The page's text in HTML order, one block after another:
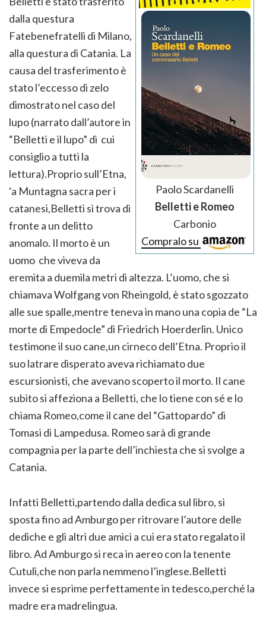
Paolo Scardanelli
Belletti e Romeo
Carbonio
Compralo su
dalla questura
Fatebenefratelli di Milano,
alla questura di Catania. La
causa del trasferimento è
stato l’eccesso di zelo
dimostrato nel caso del
lupo (narrato dall’autore in
“Belletti e il lupo” di cui
consiglio a tutti la
lettura).Proprio sull’Etna,
‘a Muntagna sacra per i
catanesi,Belletti si trova di
fronte a un delitto
anomalo. Il morto è un
uomo che viveva da
eremita a duemila metri di altezza. L’uomo, che si
chiamava Wolfgang von Rheingold, è stato sgozzato
alle sue spalle,mentre teneva in mano una copia de “La
morte di Empedocle” di Friedrich Hoerderlin. Unico
testimone il suo cane,un cirneco dell’Etna. Proprio il
suo latrare disperato aveva richiamato due
escursionisti, che avevano scoperto il morto. Il cane
subito si affeziona a Belletti, che lo tiene con sé e lo
chiama Romeo,come il cane del “Gattopardo” di
Tomasi di Lampedusa. Romeo sarà di grande
compagnia per la parte dell’inchiesta che si svolge a
Catania.
Infatti Belletti,partendo dalla dedica sul libro, si
sposta fino ad Amburgo per ritrovare l’autore delle
dediche e gli altri due amici a cui era stato regalato il
libro. Ad Amburgo si reca in aereo con la tenente
Cutuli,che non parla nemmeno l’inglese.Belletti
invece si esprime perfettamente in tedesco,perché la
madre era madrelingua.